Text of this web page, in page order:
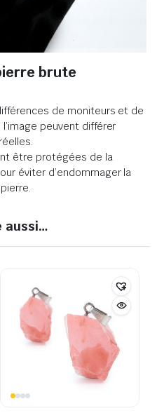
brute
de moniteurs et de
peuvent différer
être protégées de la
éviter d’endommager la
aussi…